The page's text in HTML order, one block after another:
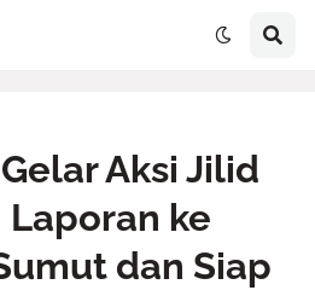
Aksi Jilid
Laporan ke
dan Siap